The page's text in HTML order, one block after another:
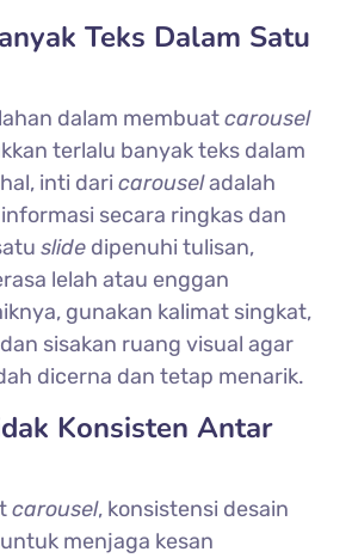
Teks Dalam Satu
dalam membuatcarousel
terlalu banyak teks dalam
inti daricarouseladalah
secara ringkas dan
slide dipenuhi tulisan,
lelah atau enggan
gunakan kalimat singkat,
sisakan ruang visual agar
dicerna dan tetap menarik.
Konsisten Antar
carousel, konsistensi desain
menjaga kesan